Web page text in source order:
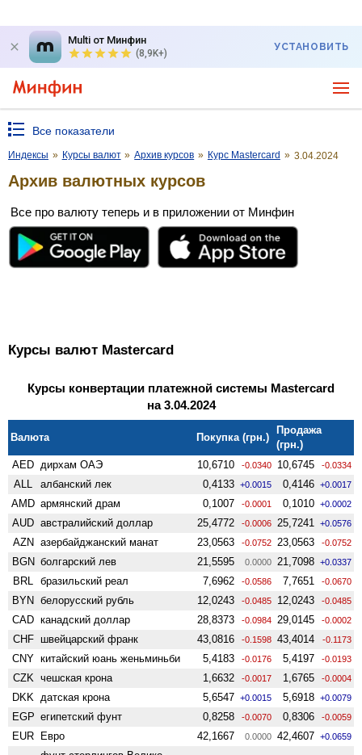
Multi от Минфин
(8,9K+)
УСТАНОВИТЬ
Все показатели
Индексы » Курсы валют » Архив курсов » Курс Mastercard » 3.04.2024
Архив валютных курсов
Все про валюту теперь и в приложении от Минфин
Курсы валют Mastercard
Курсы конвертации платежной системы Mastercard
на 3.04.2024
Валюта Покупка (грн.)
Продажа
(грн.)
AED дирхам ОАЭ 10,6710 -0.0340 10,6745 -0.0334
ALL албанский лек 0,4133 +0.0015 0,4146 +0.0017
AMD армянский драм 0,1007 -0.0001 0,1010 +0.0002
AUD австралийский доллар 25,4772 -0.0006 25,7241 +0.0576
AZN азербайджанский манат 23,0563 -0.0752 23,0563 -0.0752
BGN болгарский лев 21,5595 0.0000 21,7098 +0.0337
BRL бразильский реал 7,6962 -0.0586 7,7651 -0.0670
BYN белорусский рубль 12,0243 -0.0485 12,0243 -0.0485
CAD канадский доллар 28,8373 -0.0984 29,0145 -0.0002
CHF швейцарский франк 43,0816 -0.1598 43,4014 -0.1173
CNY китайский юань женьминьби 5,4183 -0.0176 5,4197 -0.0193
CZK чешская крона 1,6632 -0.0017 1,6765 -0.0004
DKK датская крона 5,6547 +0.0015 5,6918 +0.0079
EGP египетский фунт 0,8258 -0.0070 0,8306 -0.0059
EUR Евро 42,1667 0.0000 42,4607 +0.0659